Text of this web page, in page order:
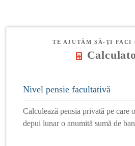
TE AJUTĂM SĂ-ȚI FACI
Nivel pensie facultativă
Calculează pensia privată pe care
depui lunar o anumită sumă de